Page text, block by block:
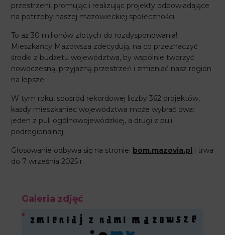
przestrzeni, promując i realizując projekty odpowiadające
na potrzeby naszej mazowieckiej społeczności.
To aż 30 milionów złotych do rozdysponowania!
Mieszkańcy Mazowsza zdecydują, na co przeznaczyć
środki z budżetu województwa, by wspólnie tworzyć
nowoczesną, przyjazną przestrzeń i zmieniać nasz region
na lepsze.
W tym roku, spośród rekordowej liczby 362 projektów,
każdy mieszkaniec województwa może wybrać dwa:
jeden z puli ogólnowojewódzkiej, a drugi z puli
podregionalnej.
Głosowanie odbywa się na stronie: bom.mazovia.pl i trwa
do 7 września 2025 r.
Galeria zdjęć